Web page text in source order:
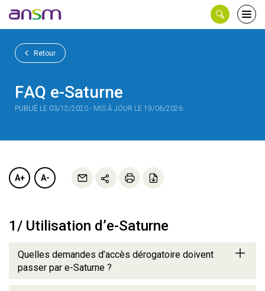
le
Retour
FAQ e-Saturne
PUBLIÉ LE 03/12/2020 - MIS À JOUR LE 19/06/2026
A+ A-
1/ Utilisation d’e-Saturne
Quelles demandes d’accès dérogatoire doivent
passer par e-Saturne ?